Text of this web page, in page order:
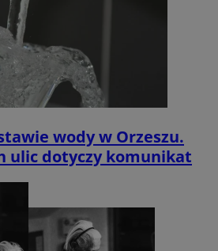
wody w Orzeszu.
ulic dotyczy komunikat